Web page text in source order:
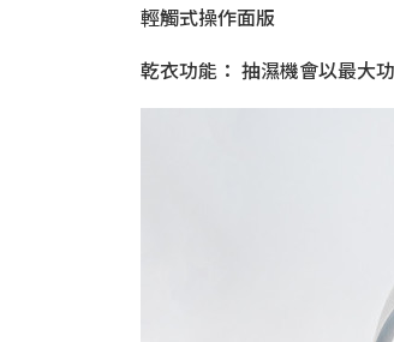
輕觸式操作面版
乾衣功能： 抽濕機會以最大